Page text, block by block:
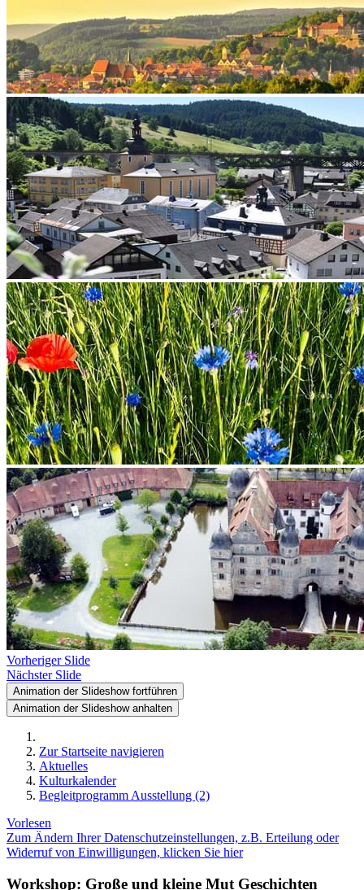
Vorheriger Slide
Nächster Slide
Animation der Slideshow fortführen
Animation der Slideshow anhalten
Zur Startseite navigieren
Aktuelles
Kulturkalender
Begleitprogramm Ausstellung (2)
Vorlesen
Zum Ändern Ihrer Datenschutzeinstellungen, z.B. Erteilung oder
Widerruf von Einwilligungen, klicken Sie hier
Workshop: Große und kleine Mut Geschichten